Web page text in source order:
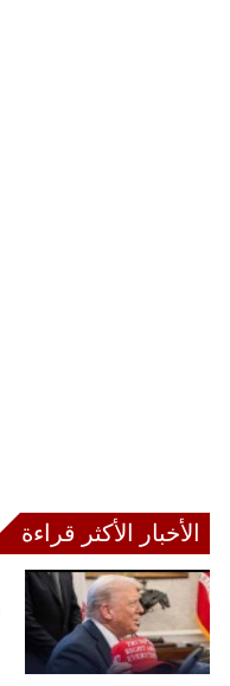
الأخبار الأكثر قراءة